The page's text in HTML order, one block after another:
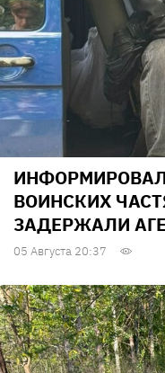
ВОИНСКИХ
ЗАДЕРЖАЛИ
05 Августа 20:37